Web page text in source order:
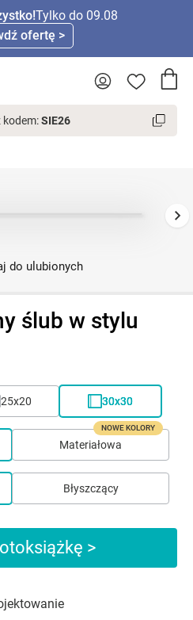
Tylko do 09.08
ofertę >
kodem:SIE26
do ulubionych
ślub w stylu
25x20
30x30
Materiałowa
NOWE KOLORY
Błyszczący
>